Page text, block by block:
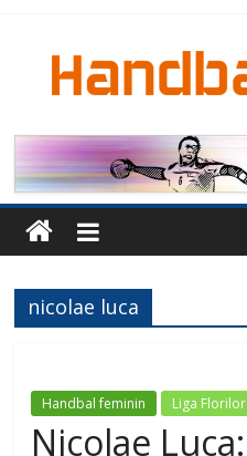
nicolae luca
Handbal feminin Liga Florilor
Nicolae Luca: